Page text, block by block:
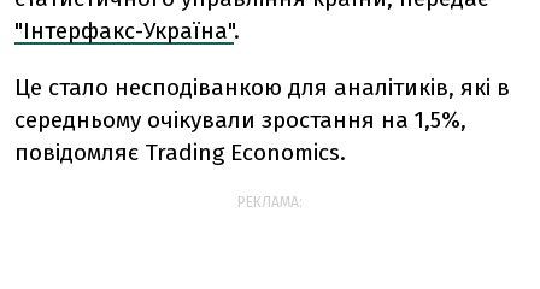
"Інтерфакс-Україна".
Це стало несподіванкою для аналітиків, які в
середньому очікували зростання на 1,5%,
повідомляє Trading Economics.
РЕКЛАМА: